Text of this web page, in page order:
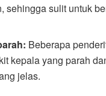
sehingga sulit untuk
Beberapa
kepala yang parah
jelas.